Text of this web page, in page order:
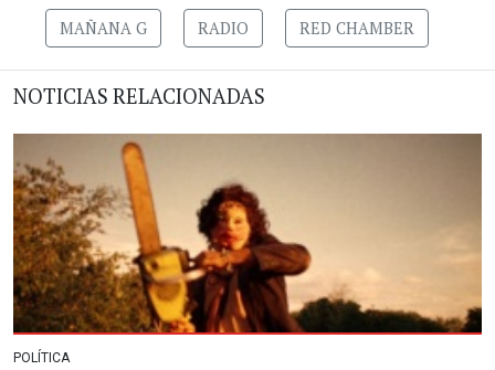
MAÑANA G RADIO RED CHAMBER
NOTICIAS RELACIONADAS
POLÍTICA